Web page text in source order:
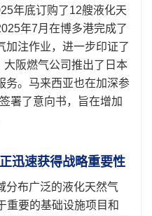
年底订购了12艘液化天
年7月在博多港完成了
加注作业，进一步印证了
阪燃气公司推出了日本
务。马来西亚也在加深参
署了意向书，旨在增加
迅速获得战略重要性
分布广泛的液化天然气
重要的基础设施项目和